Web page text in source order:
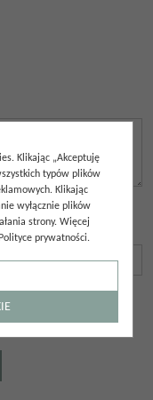
Klikając „Akceptuję
typów plików
Klikając
wyłącznie plików
strony. Więcej
prywatności.